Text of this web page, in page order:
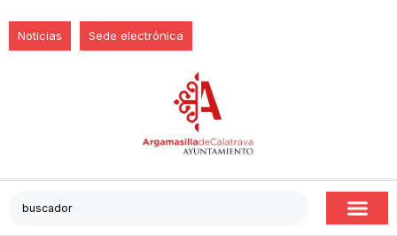
Noticias Sede electrónica